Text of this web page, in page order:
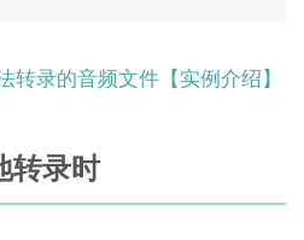
转录的音频文件【实例介绍】
转录时